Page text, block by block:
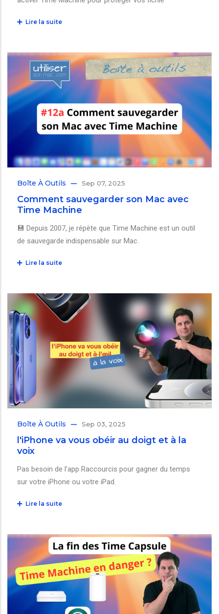
Lire la suite
Boîte À Outils Sep 07, 2025
Comment sauvegarder son Mac avec
Time Machine
💾 Depuis 2007, je répète que Time Machine est un outil
de sauvegarde indispensable sur Mac.
Lire la suite
Boîte À Outils Sep 03, 2025
l'iPhone va vous obéir au doigt et à la
voix
Pas besoin de l’app Raccourcis pour gagner du temps
sur votre iPhone ou votre iPad.
Lire la suite